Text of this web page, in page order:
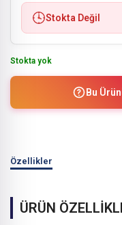
Stokta Değil
Stokta yok
Bu
Özellikler
ÜRÜN